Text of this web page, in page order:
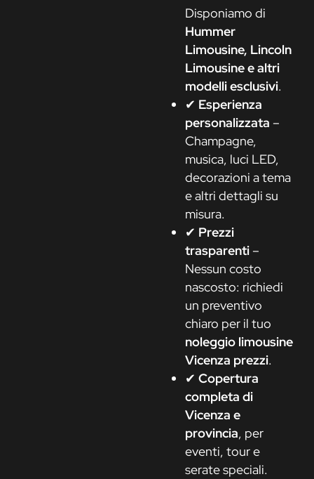
Disponiamo di
Hummer
Limousine, Lincoln
Limousine e altri
modelli esclusivi.
✔ Esperienza
personalizzata –
Champagne,
musica, luci LED,
decorazioni a tema
e altri dettagli su
misura.
✔ Prezzi
trasparenti –
Nessun costo
nascosto: richiedi
un preventivo
chiaro per il tuo
noleggio limousine
Vicenza prezzi.
✔ Copertura
completa di
Vicenza e
provincia, per
eventi, tour e
serate speciali.